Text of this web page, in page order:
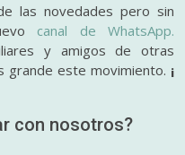
las novedades pero sin
canal de WhatsApp.
y amigos de otras
grande este movimiento. ¡
con nosotros?